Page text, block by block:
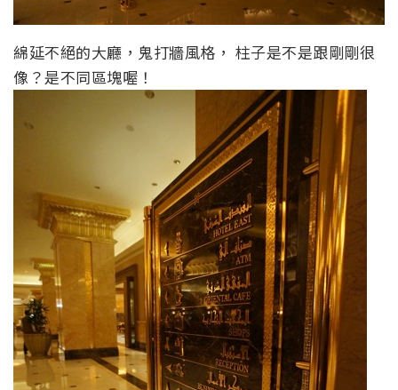
綿延不絕的大廳，鬼打牆風格， 柱子是不是跟剛剛很
像？是不同區塊喔！